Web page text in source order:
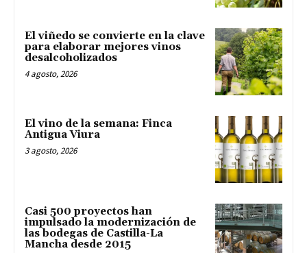
El viñedo se convierte en la clave
para elaborar mejores vinos
desalcoholizados
4 agosto, 2026
El vino de la semana: Finca
Antigua Viura
3 agosto, 2026
Casi 500 proyectos han
impulsado la modernización de
las bodegas de Castilla-La
Mancha desde 2015